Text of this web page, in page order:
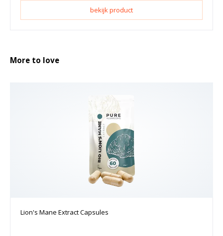
bekijk product
More to love
Lion's Mane Extract Capsules